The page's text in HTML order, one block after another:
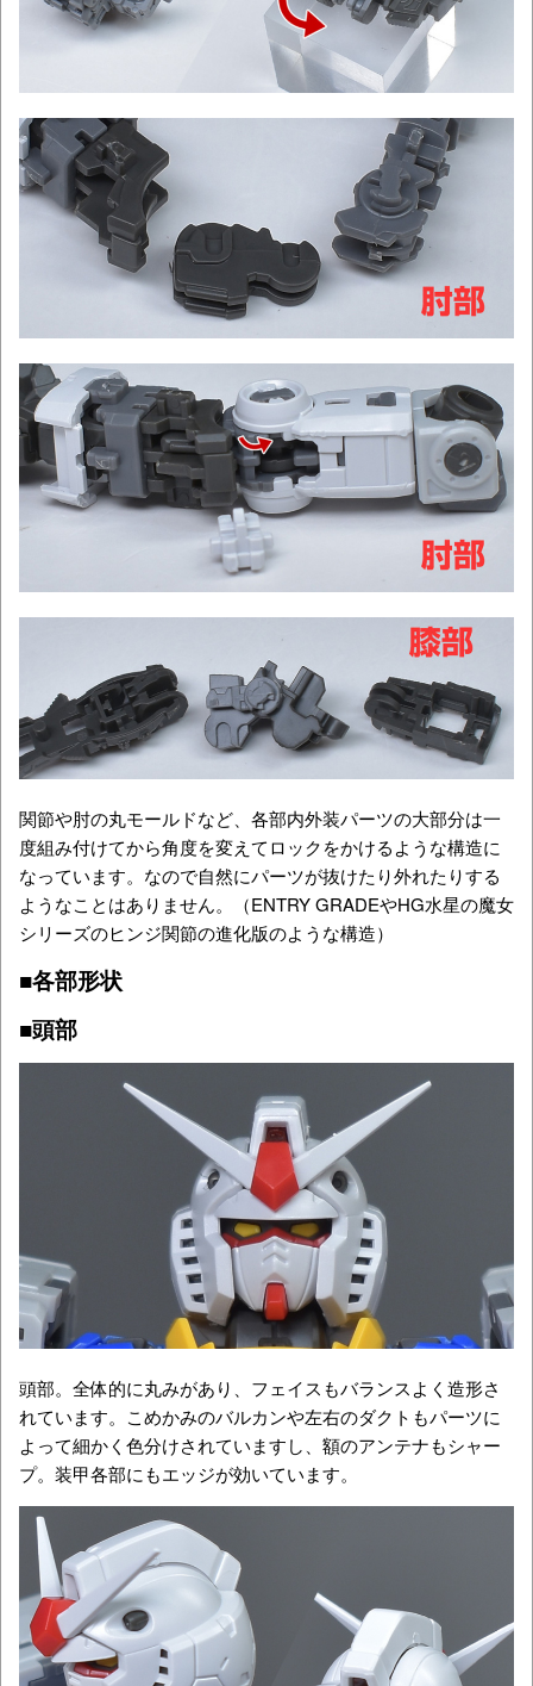
関節や肘の丸モールドなど、各部内外装パーツの大部分は一
度組み付けてから角度を変えてロックをかけるような構造に
なっています。なので自然にパーツが抜けたり外れたりする
ようなことはありません。（ENTRY GRADEやHG水星の魔女
シリーズのヒンジ関節の進化版のような構造）
■各部形状
■頭部
頭部。全体的に丸みがあり、フェイスもバランスよく造形さ
れています。こめかみのバルカンや左右のダクトもパーツに
よって細かく色分けされていますし、額のアンテナもシャー
プ。装甲各部にもエッジが効いています。